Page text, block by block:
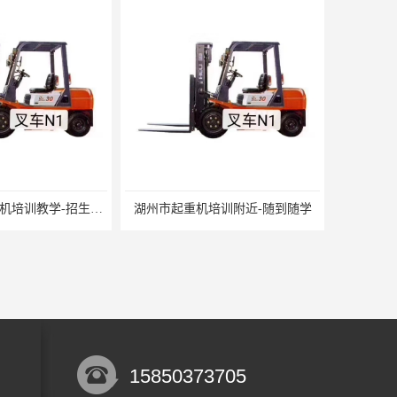
吴江市庞杨起重机培训教学-招生条件 湖州市起重机培训附近-随到随学
15850373705